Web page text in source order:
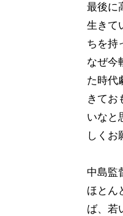
最後に
生きて
ちを持
なぜ今
た時代
きてお
いなと
しくお
中島監
ほとん
ば、若